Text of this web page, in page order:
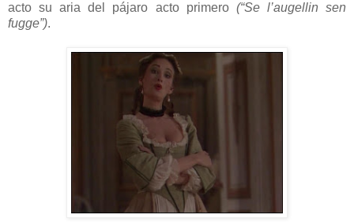
acto su aria del pájaro acto primero (“Se l’augellin sen
fugge”).